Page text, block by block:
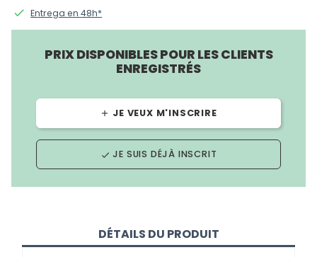
done Entrega en 48h*
PRIX DISPONIBLES POUR LES CLIENTS
ENREGISTRÉS
add JE VEUX M'INSCRIRE
done JE SUIS DÉJÀ INSCRIT
DÉTAILS DU PRODUIT